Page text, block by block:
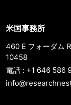
米国事務所
460 E フォーダム
10458
電話 : +1 646 586